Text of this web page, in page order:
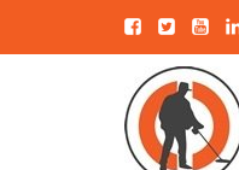
FILTRAVIMAS
Kaina
€